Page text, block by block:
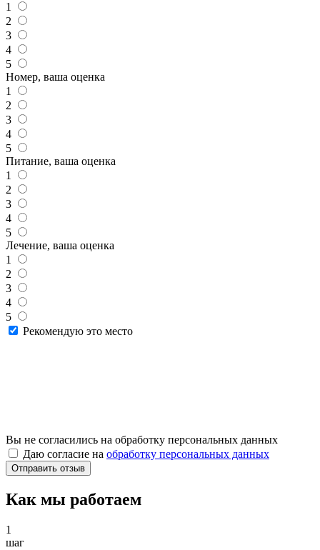
1
2
3
4
5
Номер, ваша оценка
1
2
3
4
5
Питание, ваша оценка
1
2
3
4
5
Лечение, ваша оценка
1
2
3
4
5
Рекомендую это место
Вы не согласились на обработку персональных данных
Даю согласие на обработку персональных данных
Как мы работаем
1
шаг